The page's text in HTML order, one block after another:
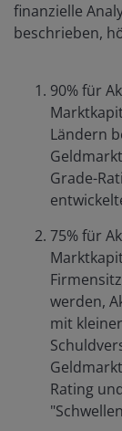
finanzielle
beschrieben,
90% für
Ländern
Grade-
75% für
werden,
mit
Rating